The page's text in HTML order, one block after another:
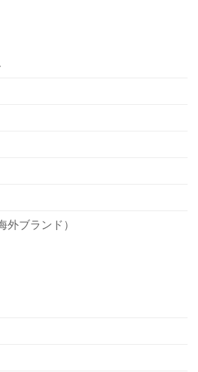
外ブランド）